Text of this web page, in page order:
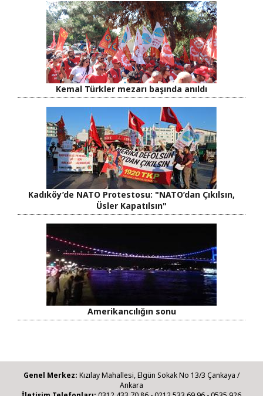
Kemal Türkler mezarı başında anıldı
Kadıköy’de NATO Protestosu: "NATO’dan Çıkılsın,
Üsler Kapatılsın"
Amerikancılığın sonu
Genel Merkez: Kızılay Mahallesi, Elgün Sokak No 13/3 Çankaya /
Ankara